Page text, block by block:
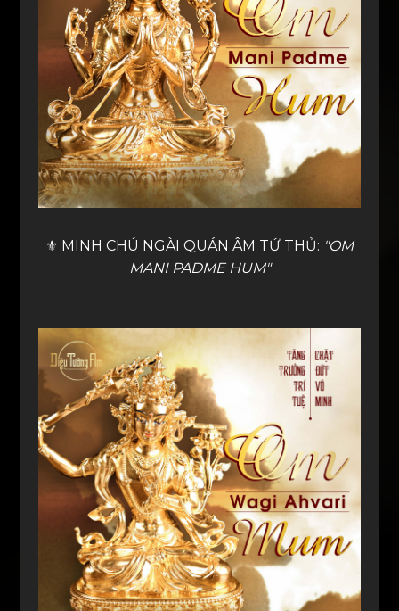
⚜️ MINH CHÚ NGÀI QUÁN ÂM TỨ THỦ: "OM
MANI PADME HUM"